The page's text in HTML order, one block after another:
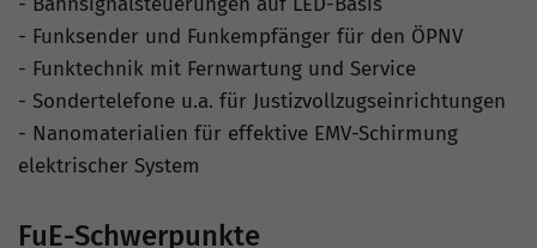
- Funksender und Funkempfänger für den ÖPNV
- Funktechnik mit Fernwartung und Service
- Sondertelefone u.a. für Justizvollzugseinrichtungen
- Nanomaterialien für effektive EMV-Schirmung
elektrischer System
FuE-Schwerpunkte